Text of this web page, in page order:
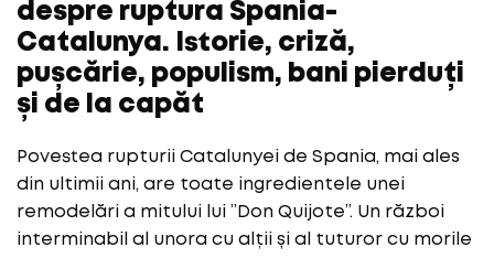
despre ruptura Spania-
Catalunya. Istorie, criză,
pușcărie, populism, bani pierduți
și de la capăt
Povestea rupturii Catalunyei de Spania, mai ales
din ultimii ani, are toate ingredientele unei
remodelări a mitului lui ”Don Quijote”. Un război
interminabil al unora cu alții și al tuturor cu morile